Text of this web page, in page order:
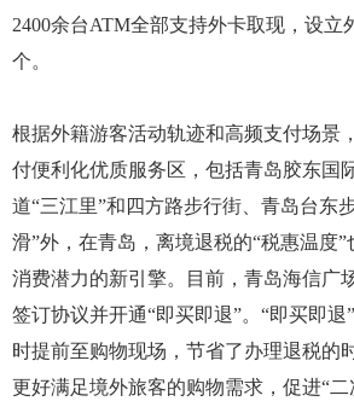
2400余台ATM全部支持外卡取现，设立
个。
根据外籍游客活动轨迹和高频支付场景
付便利化优质服务区，包括青岛胶东国
道“三江里”和四方路步行街、青岛台东
滑”外，在青岛，离境退税的“税惠温度
消费潜力的新引擎。目前，青岛海信广
签订协议并开通“即买即退”。“即买即退
时提前至购物现场，节省了办理退税的
更好满足境外旅客的购物需求，促进“二